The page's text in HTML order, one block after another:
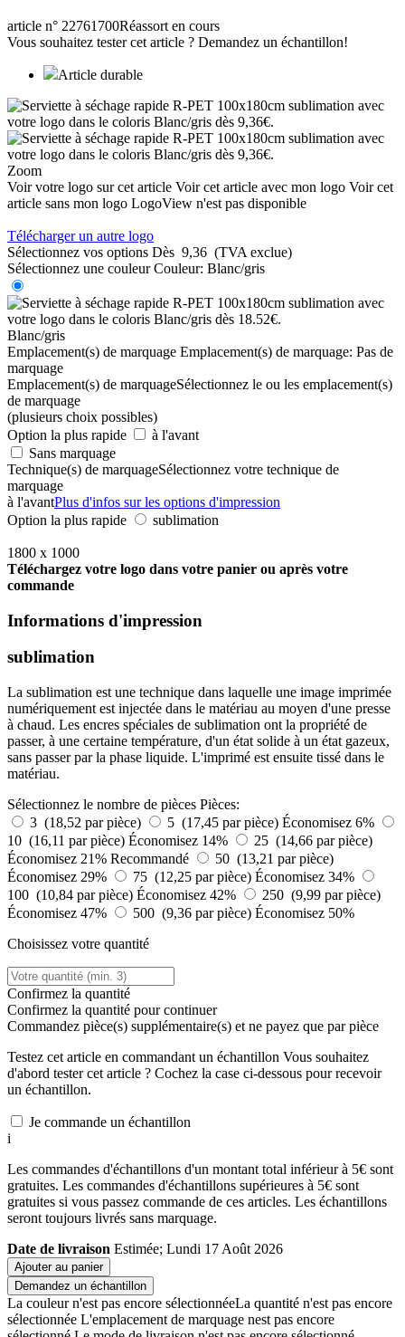
article n° 22761700Réassort en cours
Vous souhaitez tester cet article ? Demandez un échantillon!
Article durable
Zoom
Voir votre logo sur cet article Voir cet article avec mon logo Voir cet
article sans mon logo LogoView n'est pas disponible
Télécharger un autre logo
Sélectionnez vos options Dès 9,36 (TVA exclue)
Sélectionnez une couleur Couleur: Blanc/gris
Blanc/gris
Emplacement(s) de marquage Emplacement(s) de marquage: Pas de
marquage
Emplacement(s) de marquageSélectionnez le ou les emplacement(s)
de marquage
(plusieurs choix possibles)
Option la plus rapide
à l'avant
Sans marquage
Technique(s) de marquageSélectionnez votre technique de
marquage
à l'avantPlus d'infos sur les options d'impression
Option la plus rapide
sublimation
1800 x 1000
Téléchargez votre logo dans votre panier ou après votre
commande
Informations d'impression
sublimation
La sublimation est une technique dans laquelle une image imprimée
numériquement est injectée dans le matériau au moyen d'une presse
à chaud. Les encres spéciales de sublimation ont la propriété de
passer, à une certaine température, d'un état solide à un état gazeux,
sans passer par la phase liquide. L'imprimé est ensuite tissé dans le
matériau.
Sélectionnez le nombre de pièces Pièces:
3 (18,52 par pièce)
5 (17,45 par pièce) Économisez 6%
10 (16,11 par pièce) Économisez 14%
25 (14,66 par pièce)
Économisez 21% Recommandé
50 (13,21 par pièce)
Économisez 29%
75 (12,25 par pièce) Économisez 34%
100 (10,84 par pièce) Économisez 42%
250 (9,99 par pièce)
Économisez 47%
500 (9,36 par pièce) Économisez 50%
Choisissez votre quantité
Confirmez la quantité
Confirmez la quantité pour continuer
Commandez pièce(s) supplémentaire(s) et ne payez que par pièce
Testez cet article en commandant un échantillon Vous souhaitez
d'abord tester cet article ? Cochez la case ci-dessous pour recevoir
un échantillon.
Je commande un échantillon
i
Les commandes d'échantillons d'un montant total inférieur à 5€ sont
gratuites. Les commandes d'échantillons supérieures à 5€ sont
gratuites si vous passez commande de ces articles. Les échantillons
seront toujours livrés sans marquage.
Date de livraison Estimée; Lundi 17 Août 2026
Ajouter au panier
Demandez un échantillon
La couleur n'est pas encore sélectionnéeLa quantité n'est pas encore
sélectionnée L'emplacement de marquage nest pas encore